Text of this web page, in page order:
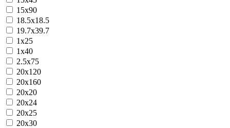
15х90
18.5х18.5
19.7x39.7
1х25
1х40
2.5х75
20x120
20x160
20х20
20х24
20х25
20х30